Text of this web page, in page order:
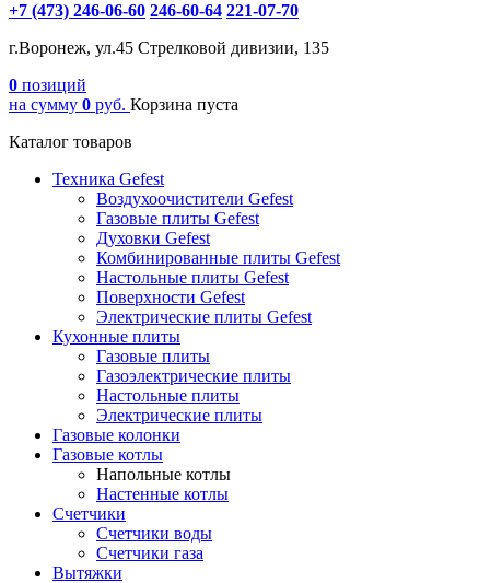
+7 (473) 246-06-60 246-60-64 221-07-70
г.Воронеж, ул.45 Стрелковой дивизии, 135
0 позиций
на сумму 0 руб. Корзина пуста
Каталог товаров
Техника Gefest
Воздухоочистители Gefest
Газовые плиты Gefest
Духовки Gefest
Комбинированные плиты Gefest
Настольные плиты Gefest
Поверхности Gefest
Электрические плиты Gefest
Кухонные плиты
Газовые плиты
Газоэлектрические плиты
Настольные плиты
Электрические плиты
Газовые колонки
Газовые котлы
Напольные котлы
Настенные котлы
Счетчики
Счетчики воды
Счетчики газа
Вытяжки